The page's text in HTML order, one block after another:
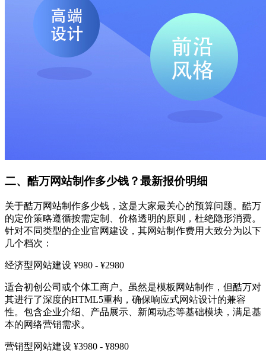
二、酷万网站制作多少钱？最新报价明细
关于酷万网站制作多少钱，这是大家最关心的预算问题。酷万
的定价策略遵循按需定制、价格透明的原则，杜绝隐形消费。
针对不同类型的企业官网建设，其网站制作费用大致分为以下
几个档次：
经济型网站建设 ¥980 - ¥2980
适合初创公司或个体工商户。虽然是模板网站制作，但酷万对
其进行了深度的HTML5重构，确保响应式网站设计的兼容
性。包含企业介绍、产品展示、新闻动态等基础模块，满足基
本的网络营销需求。
营销型网站建设 ¥3980 - ¥8980